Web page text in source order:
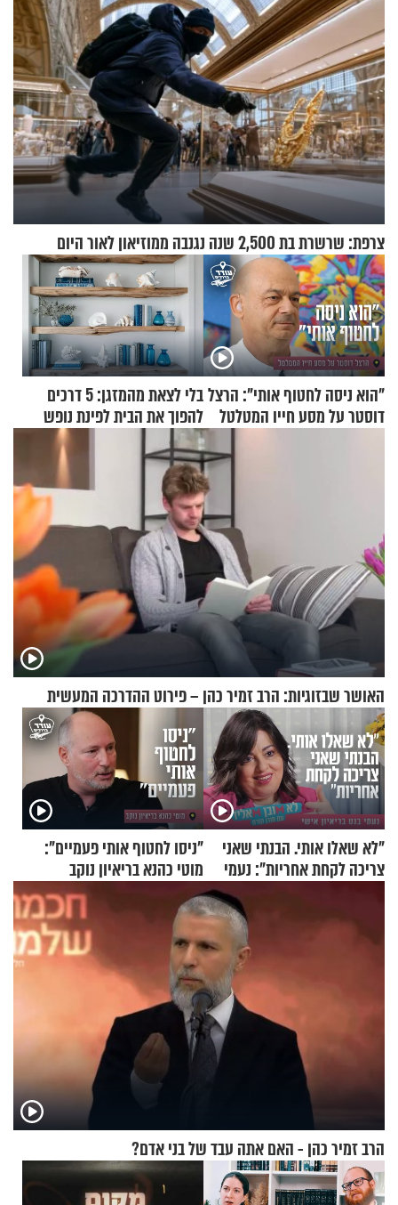
צרפת: שרשרת בת 2,500 שנה נגנבה ממוזיאון לאור היום
"הוא ניסה לחטוף אותי": הרצל
דוסטר על מסע חייו המטלטל
בלי לצאת מהמזגן: 5 דרכים
להפוך את הבית לפינת נופש
מעוצבת
האושר שבזוגיות: הרב זמיר כהן – פירוט ההדרכה המעשית
"לא שאלו אותי. הבנתי שאני
צריכה לקחת אחריות": נעמי
"ניסו לחטוף אותי פעמיים":
מוטי כהנא בריאיון נוקב
הרב זמיר כהן - האם אתה עבד של בני אדם?